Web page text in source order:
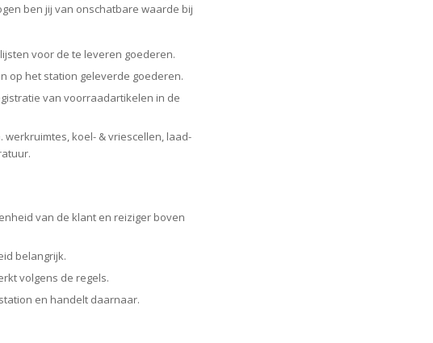
ben jij van onschatbare waarde bij
voor de te leveren goederen.
op het station geleverde goederen.
van voorraadartikelen in de
koel- & vriescellen, laad-
van de klant en reiziger boven
belangrijk.
volgens de regels.
en handelt daarnaar.